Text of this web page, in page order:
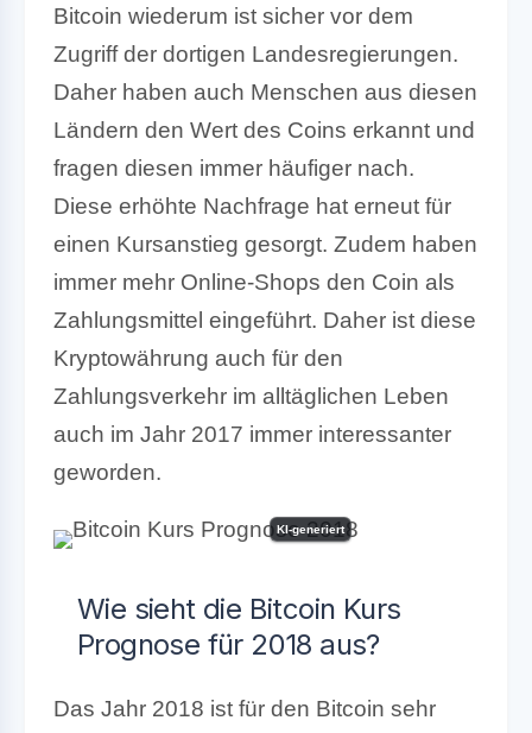
Bitcoin wiederum ist sicher vor dem
Zugriff der dortigen Landesregierungen.
Daher haben auch Menschen aus diesen
Ländern den Wert des Coins erkannt und
fragen diesen immer häufiger nach.
Diese erhöhte Nachfrage hat erneut für
einen Kursanstieg gesorgt. Zudem haben
immer mehr Online-Shops den Coin als
Zahlungsmittel eingeführt. Daher ist diese
Kryptowährung auch für den
Zahlungsverkehr im alltäglichen Leben
auch im Jahr 2017 immer interessanter
geworden.
KI-generiert
Wie sieht die Bitcoin Kurs
Prognose für 2018 aus?
Das Jahr 2018 ist für den Bitcoin sehr